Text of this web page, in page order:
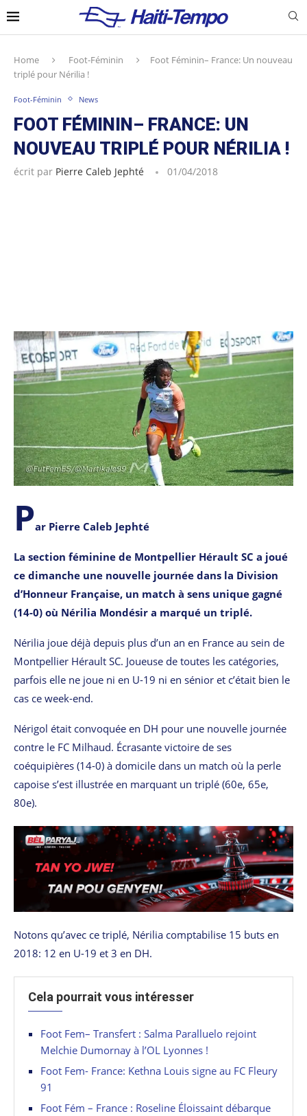
Home Foot-Féminin
Foot Féminin– France: Un nouveau
triplé pour Nérilia !
Foot-Féminin News
FOOT FÉMININ– FRANCE: UN
NOUVEAU TRIPLÉ POUR NÉRILIA !
écrit par Pierre Caleb Jephté 01/04/2018
Par Pierre Caleb Jephté
La section féminine de Montpellier Hérault SC a joué
ce dimanche une nouvelle journée dans la Division
d’Honneur Française, un match à sens unique gagné
(14-0) où Nérilia Mondésir a marqué un triplé.
Nérilia joue déjà depuis plus d’un an en France au sein de
Montpellier Hérault SC. Joueuse de toutes les catégories,
parfois elle ne joue ni en U-19 ni en sénior et c’était bien le
cas ce week-end.
Nérigol était convoquée en DH pour une nouvelle journée
contre le FC Milhaud. Écrasante victoire de ses
coéquipières (14-0) à domicile dans un match où la perle
capoise s’est illustrée en marquant un triplé (60e, 65e,
80e).
Notons qu’avec ce triplé, Nérilia comptabilise 15 buts en
2018: 12 en U-19 et 3 en DH.
Cela pourrait vous intéresser
Foot Fem– Transfert : Salma Paralluelo rejoint
Melchie Dumornay à l’OL Lyonnes !
Foot Fem- France: Kethna Louis signe au FC Fleury
91
Foot Fém – France : Roseline Éloissaint débarque